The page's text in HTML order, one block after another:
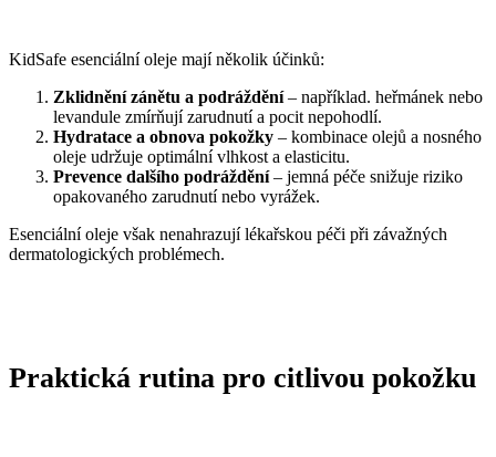
KidSafe esenciální oleje mají několik účinků:
Zklidnění zánětu a podráždění– například. heřmánek nebo
levandule zmírňují zarudnutí a pocit nepohodlí.
Hydratace a obnova pokožky – kombinace olejů a nosného
oleje udržuje optimální vlhkost a elasticitu.
Prevence dalšího podráždění– jemná péče snižuje riziko
opakovaného zarudnutí nebo vyrážek.
Esenciální oleje však nenahrazují lékařskou péči při závažných
dermatologických problémech.
Praktická rutina pro citlivou pokožku